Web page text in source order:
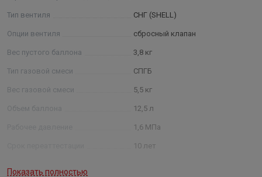
Тип вентиля СНГ (SHELL)
Опции вентиля сбросный клапан
Вес пустого баллона 3,8 кг
Тип газовой смеси СПГБ
Вес газовой смеси 5,5 кг
12,5 л
1,6 МПа
10 лет
Показать полностью